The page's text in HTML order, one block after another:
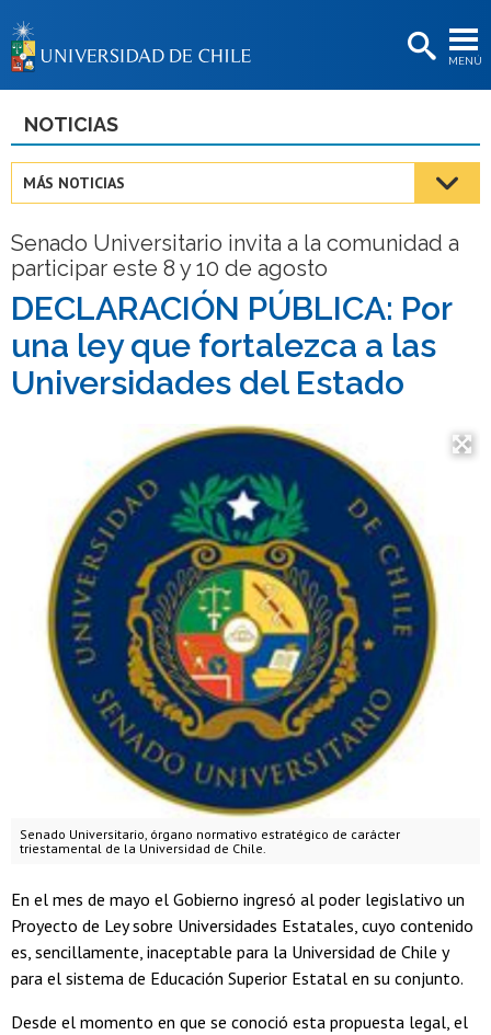
MENÚ
BIBLIOTECAS
Estudiantes
Académicas/os
Funcionarias/os
Egresadas/os
NOTICIAS
MÁS NOTICIAS
Senado Universitario invita a la comunidad a
participar este 8 y 10 de agosto
DECLARACIÓN PÚBLICA: Por
una ley que fortalezca a las
Universidades del Estado
Senado Universitario, órgano normativo estratégico de carácter
triestamental de la Universidad de Chile.
En el mes de mayo el Gobierno ingresó al poder legislativo un
Proyecto de Ley sobre Universidades Estatales, cuyo contenido
es, sencillamente, inaceptable para la Universidad de Chile y
para el sistema de Educación Superior Estatal en su conjunto.
Desde el momento en que se conoció esta propuesta legal, el